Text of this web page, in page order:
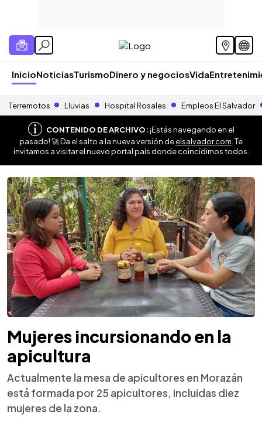
InicioNoticiasTurismoDinero y negociosVida
Terremotos Lluvias Hospital Rosales Empleos El Salvador
CONTENIDO DE ARCHIVO:¡Estás navegando en el
pasado! 🚀 Da el salto a la nueva versión deelsalvador.com . Te
invitamos a visitar el nuevo portal país donde coincidimos todos.
Mujeres incursionando en la
apicultura
Actualmente la mesa de apicultores en Morazán
está formada por 25 apicultores, incluidas diez
mujeres de la zona.